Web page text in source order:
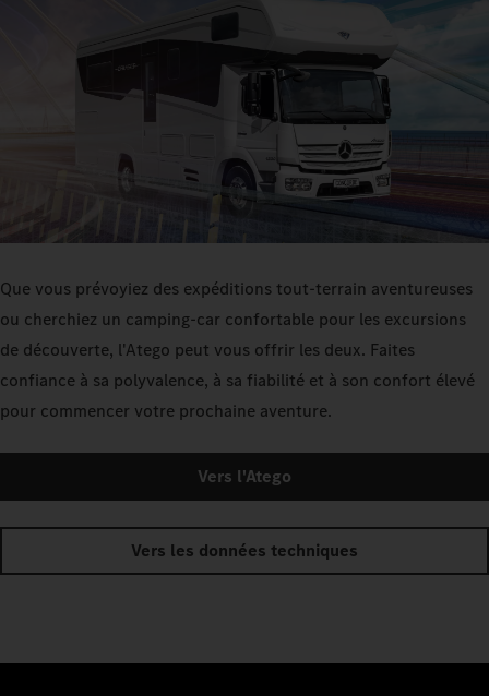
Que vous prévoyiez des expéditions tout-terrain aventureuses
ou cherchiez un camping-car confortable pour les excursions
de découverte, l'Atego peut vous offrir les deux. Faites
confiance à sa polyvalence, à sa fiabilité et à son confort élevé
pour commencer votre prochaine aventure.
Vers l'Atego
Vers les données techniques